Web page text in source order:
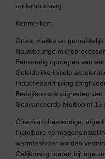
onderhoudsvrij.
Kenmerken:
Grote, vlakke en
Nauwkeurige
Eenvoudig oproepen van
Geleidelijke initiële
Inductieaandrijving zorgt
Bedrijfsomstandigheden
Geavanceerde Multipoint 15
Chemisch bestendige,
Instelbare
warmteafvoer worden
Gelijkmatig roeren bij lage